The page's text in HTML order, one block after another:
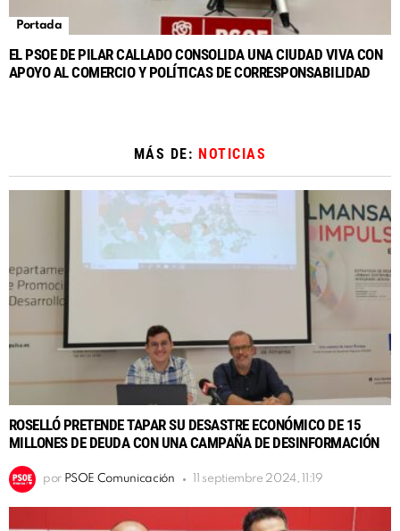
Portada
EL PSOE DE PILAR CALLADO CONSOLIDA UNA CIUDAD VIVA CON
APOYO AL COMERCIO Y POLÍTICAS DE CORRESPONSABILIDAD
MÁS DE: NOTICIAS
ROSELLÓ PRETENDE TAPAR SU DESASTRE ECONÓMICO DE 15
MILLONES DE DEUDA CON UNA CAMPAÑA DE DESINFORMACIÓN
por PSOE Comunicación 11 septiembre 2024, 11:19